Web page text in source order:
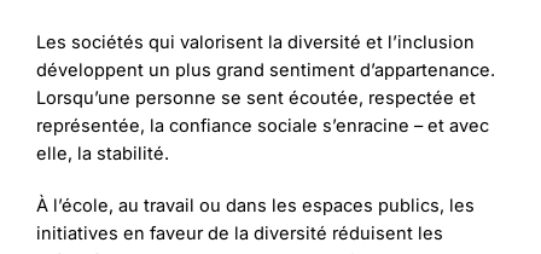
Les sociétés qui valorisent la diversité et l’inclusion
développent un plus grand sentiment d’appartenance.
Lorsqu’une personne se sent écoutée, respectée et
représentée, la confiance sociale s’enracine – et avec
elle, la stabilité.
À l’école, au travail ou dans les espaces publics, les
initiatives en faveur de la diversité réduisent les